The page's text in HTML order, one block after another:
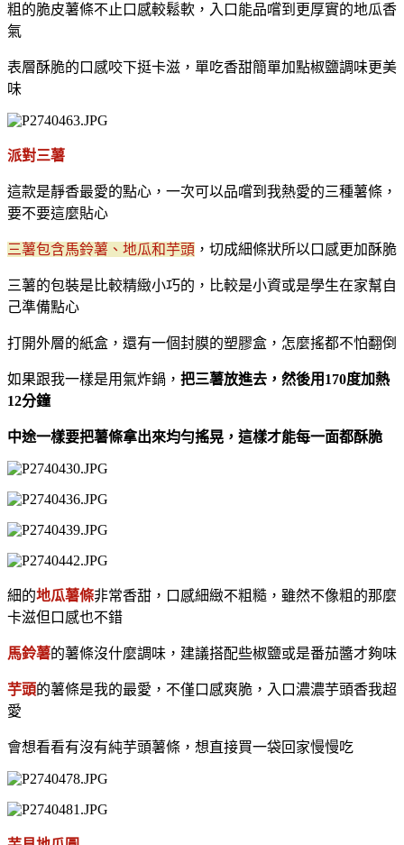
粗的脆皮薯條不止口感較鬆軟，入口能品嚐到更厚實的地瓜香
氣
表層酥脆的口感咬下挺卡滋，單吃香甜簡單加點椒鹽調味更美
味
派對三薯
這款是靜香最愛的點心，一次可以品嚐到我熱愛的三種薯條，
要不要這麼貼心
三薯包含馬鈴薯、地瓜和芋頭 ，切成細條狀所以口感更加酥脆
三薯的包裝是比較精緻小巧的，比較是小資或是學生在家幫自
己準備點心
打開外層的紙盒，還有一個封膜的塑膠盒，怎麼搖都不怕翻倒
如果跟我一樣是用氣炸鍋， 把三薯放進去，然後用170度加熱
12分鐘
中途一樣要把薯條拿出來均勻搖晃，這樣才能每一面都酥脆
細的地瓜薯條非常香甜，口感細緻不粗糙，雖然不像粗的那麼
卡滋但口感也不錯
馬鈴薯的薯條沒什麼調味，建議搭配些椒鹽或是番茄醬才夠味
芋頭的薯條是我的最愛，不僅口感爽脆，入口濃濃芋頭香我超
愛
會想看看有沒有純芋頭薯條，想直接買一袋回家慢慢吃